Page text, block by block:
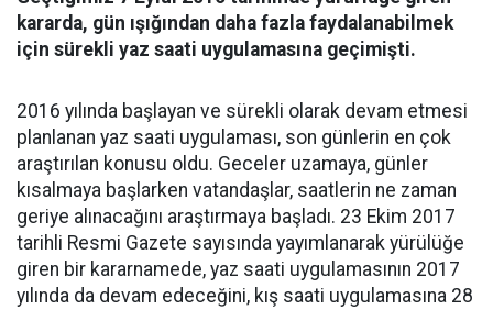
kararda, gün ışığından daha fazla faydalanabilmek
için sürekli yaz saati uygulamasına geçimişti.
2016 yılında başlayan ve sürekli olarak devam etmesi
planlanan yaz saati uygulaması, son günlerin en çok
araştırılan konusu oldu. Geceler uzamaya, günler
kısalmaya başlarken vatandaşlar, saatlerin ne zaman
geriye alınacağını araştırmaya başladı. 23 Ekim 2017
tarihli Resmi Gazete sayısında yayımlanarak yürülüğe
giren bir kararnamede, yaz saati uygulamasının 2017
yılında da devam edeceğini, kış saati uygulamasına 28